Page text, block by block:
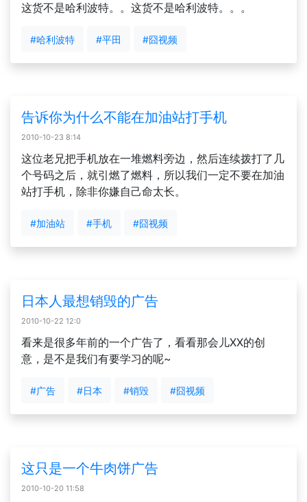
这货不是哈利波特。。这货不是哈利波特。。。
#哈利波特 #平田 #囧视频
告诉你为什么不能在加油站打手机
2010-10-23 8:14
这位老兄把手机放在一堆燃料旁边，然后连续拨打了几
个号码之后，就引燃了燃料，所以我们一定不要在加油
站打手机，除非你嫌自己命太长。
#加油站 #手机 #囧视频
日本人最想销毁的广告
2010-10-22 12:0
看来是很多年前的一个广告了，看看那会儿XX的创
意，是不是我们有要学习的呢~
#广告 #日本 #销毁 #囧视频
这只是一个牛肉饼广告
2010-10-20 11:58